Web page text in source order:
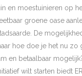
en moestuinieren op
groene oase
De
hoe doe je het nu zo
en betaalbaar
wilt starten biedt